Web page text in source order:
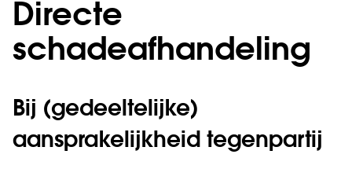
Directe
schadeafhandeling
Bij (gedeeltelijke)
aansprakelijkheid tegenpartij